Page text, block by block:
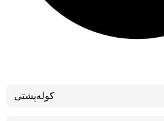
کوله‌پشتی